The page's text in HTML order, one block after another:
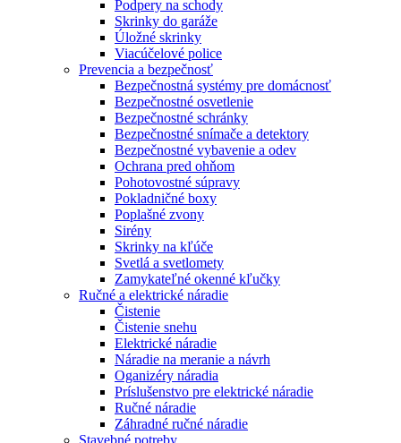
Podpery na schody
Skrinky do garáže
Úložné skrinky
Viacúčelové police
Prevencia a bezpečnosť
Bezpečnostná systémy pre domácnosť
Bezpečnostné osvetlenie
Bezpečnostné schránky
Bezpečnostné snímače a detektory
Bezpečnostné vybavenie a odev
Ochrana pred ohňom
Pohotovostné súpravy
Pokladničné boxy
Poplašné zvony
Sirény
Skrinky na kľúče
Svetlá a svetlomety
Zamykateľné okenné kľučky
Ručné a elektrické náradie
Čistenie
Čistenie snehu
Elektrické náradie
Náradie na meranie a návrh
Oganizéry náradia
Príslušenstvo pre elektrické náradie
Ručné náradie
Záhradné ručné náradie
Stavebné potreby